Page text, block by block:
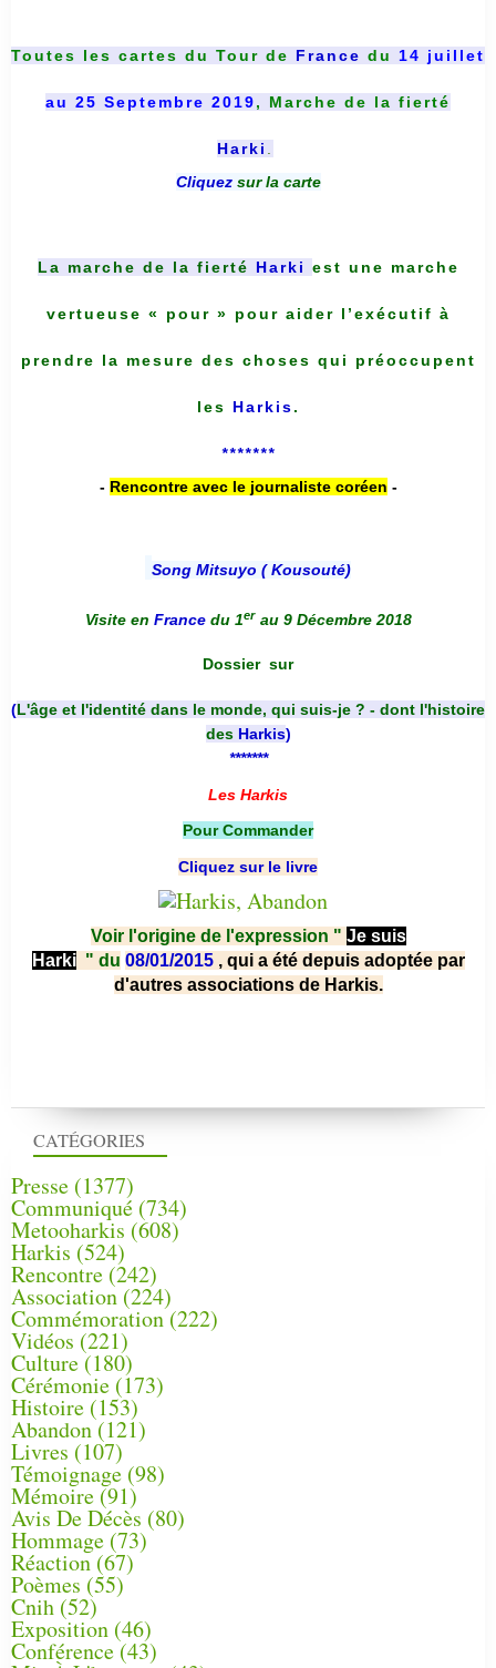
CATÉGORIES
Presse (1377)
Communiqué (734)
Metooharkis (608)
Harkis (524)
Rencontre (242)
Association (224)
Commémoration(222)
Vidéos (221)
Culture(180)
Cérémonie (173)
Histoire (153)
Abandon(121)
Livres (107)
Témoignage (98)
Mémoire (91)
Avis De Décès (80)
Hommage (73)
Réaction(67)
Poèmes (55)
Cnih (52)
Exposition (46)
Conférence(43)
Toutes les cartes du Tour de France du 14 juillet
au 25 Septembre 2019, Marche de la fierté
Harki
Cliquez sur la carte
La marche de la fierté Harki est une marche
vertueuse « pour » pour aider l’exécutif à
prendre la mesure des choses qui préoccupent
les Harkis.
*******
- Rencontre avec le journaliste coréen -
Song Mitsuyo ( Kousouté)
Visite en France du 1er au 9 Décembre 2018
Dossier sur
(L'âge et l'identité dans le monde, qui suis-je ? - dont l'histoire
des Harkis)
*******
Les Harkis
Pour Commander
Cliquez sur le livre
Voir l'origine de l'expression " Je suis
Harki " du 08/01/2015 , qui a été depuis adoptée par
d'autres associations de Harkis.